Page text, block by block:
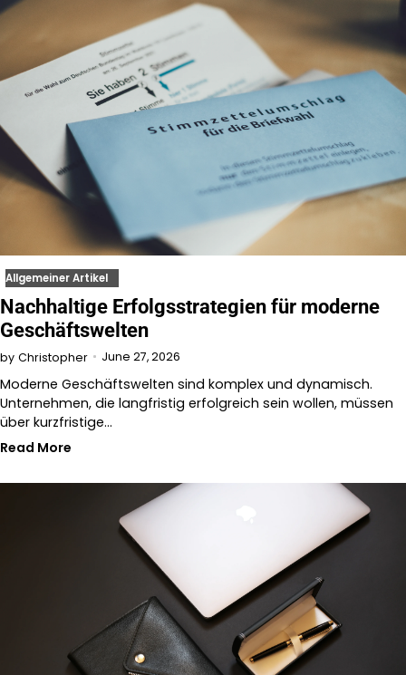
Allgemeiner Artikel
Nachhaltige Erfolgsstrategien für moderne
Geschäftswelten
by Christopher June 27, 2026
Moderne Geschäftswelten sind komplex und dynamisch.
Unternehmen, die langfristig erfolgreich sein wollen, müssen
über kurzfristige…
Read More